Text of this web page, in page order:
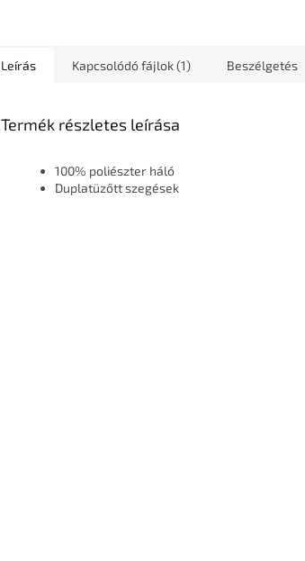
Leírás Kapcsolódó fájlok (1) Beszélgetés
Termék részletes leírása
100% poliészter háló
Duplatüzőtt szegések